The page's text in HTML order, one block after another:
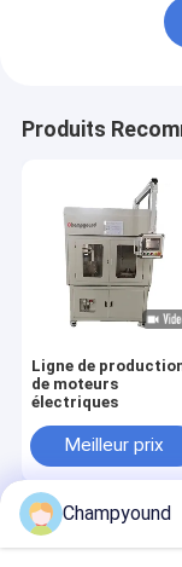
Produits
Ligne de
de moteurs
électriques
Meilleur prix
Champyound